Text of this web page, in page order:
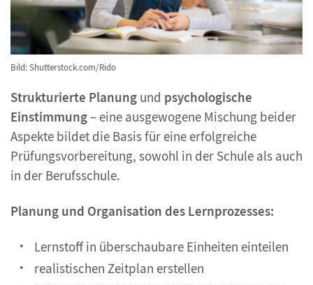
Bild: Shutterstock.com/Rido
Strukturierte Planung und psychologische
Einstimmung– eine ausgewogene Mischung beider
Aspekte bildet die Basis für eine erfolgreiche
Prüfungsvorbereitung, sowohl in der Schule als auch
in der Berufsschule.
Planung und Organisation des Lernprozesses:
Lernstoff in überschaubare Einheiten einteilen
realistischen Zeitplan erstellen